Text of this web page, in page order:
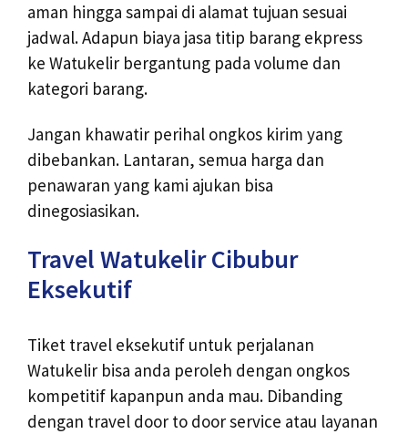
aman hingga sampai di alamat tujuan sesuai
jadwal. Adapun biaya jasa titip barang ekpress
ke Watukelir bergantung pada volume dan
kategori barang.
Jangan khawatir perihal ongkos kirim yang
dibebankan. Lantaran, semua harga dan
penawaran yang kami ajukan bisa
dinegosiasikan.
Travel Watukelir Cibubur
Eksekutif
Tiket travel eksekutif untuk perjalanan
Watukelir bisa anda peroleh dengan ongkos
kompetitif kapanpun anda mau. Dibanding
dengan travel door to door service atau layanan